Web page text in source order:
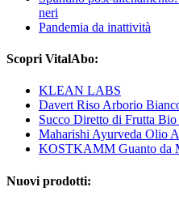
neri
Pandemia da inattività
Scopri VitalAbo:
KLEAN LABS
Davert Riso Arborio
Succo Diretto di Frutta Bio
Maharishi Ayurveda Olio
KOSTKAMM Guanto da
Nuovi prodotti: